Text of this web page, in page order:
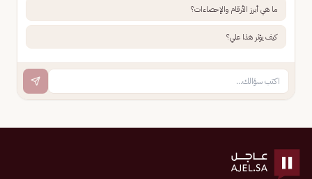
ما هي أبرز الأرقام والإحصاءات؟
كيف يؤثر هذا علي؟